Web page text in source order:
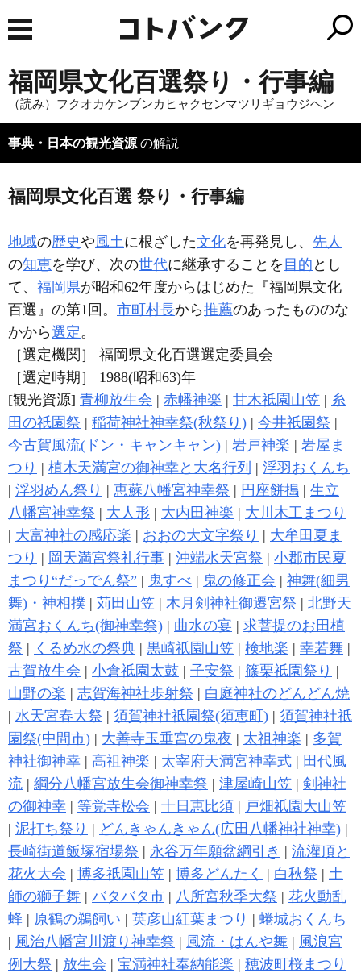
福岡県文化百選祭り・行事編
（読み）フクオカケンブンカヒャクセンマツリギョウジヘン
事典・日本の観光資源 の解説
福岡県文化百選 祭り・行事編
地域の歴史や風土に根ざした文化を再発見し、 先人
の知恵を学び、次の世代に継承することを 目的 とし
て、 福岡県が昭和62年度からはじめた『福岡県文化
百選』の第1回。 市町村長から推薦のあったもののな
かから選定。
［選定機関］ 福岡県文化百選選定委員会
［選定時期］ 1988(昭和63)年
[観光資源] 青柳放生会 | 赤幡神楽 | 甘木祇園山笠 | 糸
田の祇園祭 | 稲荷神社神幸祭(秋祭り) | 今井祇園祭 |
今古賀風流(ドン・キャンキャン) | 岩戸神楽 | 岩屋ま
つり | 植木天満宮の御神幸と大名行列 | 浮羽おくんち
| 浮羽めん祭り | 恵蘇八幡宮神幸祭 | 円座餅搗 | 生立
八幡宮神幸祭 | 大人形 | 大内田神楽 | 大川木工まつり
| 大富神社の感応楽 | おおの大文字祭り | 大牟田夏ま
つり | 岡天満宮祭礼行事 | 沖端水天宮祭 | 小郡市民夏
まつり“だっでん祭” | 鬼すべ | 鬼の修正会 | 神舞(細男
舞)・神相撲 | 苅田山笠 | 木月剣神社御遷宮祭 | 北野天
満宮おくんち(御神幸祭) | 曲水の宴 | 求菩提のお田植
祭 | くるめ水の祭典 | 黒崎祇園山笠 | 検地楽 | 幸若舞 |
古賀放生会 | 小倉祇園太鼓 | 子安祭 | 篠栗祇園祭り |
山野の楽 | 志賀海神社歩射祭 | 白庭神社のどんどん焼
| 水天宮春大祭 | 須賀神社祇園祭(須恵町) | 須賀神社祇
園祭(中間市) | 大善寺玉垂宮の鬼夜 | 太祖神楽 | 多賀
神社御神幸 | 高祖神楽 | 太宰府天満宮神幸式 | 田代風
流 | 綱分八幡宮放生会御神幸祭 | 津屋崎山笠 | 剣神社
の御神幸 | 等覚寺松会 | 十日恵比須 | 戸畑祇園大山笠
| 泥打ち祭り | どんきゃんきゃん(広田八幡神社神幸) |
長崎街道飯塚宿場祭 | 永谷万年願盆綱引き | 流灌頂と
花火大会 | 博多祇園山笠 | 博多どんたく | 白秋祭 | 土
師の獅子舞 | バタバタ市 | 八所宮秋季大祭 | 花火動乱
蜂 | 原鶴の鵜飼い | 英彦山紅葉まつり | 蜷城おくんち
| 風治八幡宮川渡り神幸祭 | 風流・はんや舞 | 風浪宮
例大祭 | 放生会 | 宝満神社奉納能楽 | 穂波町桜まつり